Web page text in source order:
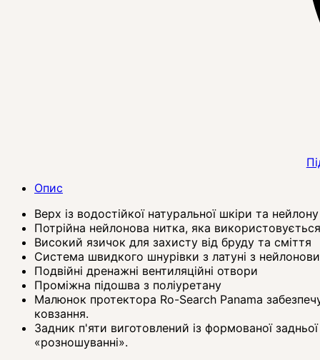
Опис
Верх із водостійкої натуральної шкіри та
Потрійна нейлонова нитка, яка
Високий язичок для захисту від бруду та сміття
Система швидкого шнурівки з латуні з
Подвійні дренажні вентиляційні отвори
Проміжна підошва з поліуретану
Малюнок протектора Ro-Search Panama
ковзання.
Задник п'яти виготовлений із формованої
«розношуванні».